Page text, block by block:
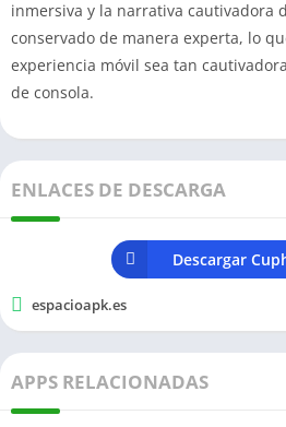
inmersiva y la narrativa cautivadora
conservado de manera experta, lo
experiencia móvil sea tan
de consola.
ENLACES DE DESCARGA
Descargar
espacioapk.es
APPS RELACIONADAS